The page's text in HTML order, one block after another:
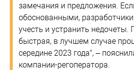
замечания и предложения.
обоснованными,
учесть и устранить недочеты.
быстрая, в лучшем случае
середине 2023 года", –
компании-регоператора.